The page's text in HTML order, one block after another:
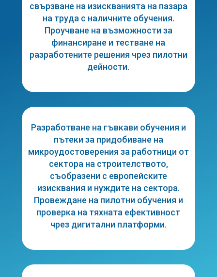
свързване на изискванията на пазара
на труда с наличните обучения.
Проучване на възможности за
финансиране и тестване на
разработените решения чрез пилотни
дейности.
Разработване на гъвкави обучения и
пътеки за придобиване на
микроудостоверения за работници от
сектора на строителството,
съобразени с европейските
изисквания и нуждите на сектора.
Провеждане на пилотни обучения и
проверка на тяхната ефективност
чрез дигитални платформи.